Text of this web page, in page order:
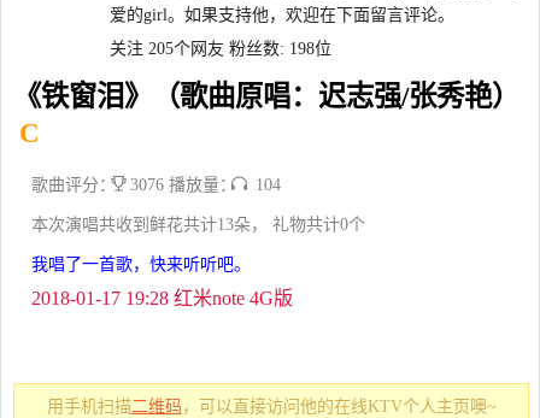
爱的girl。如果支持他，欢迎在下面留言评论。
关注 205个网友 粉丝数: 198位
《铁窗泪》（歌曲原唱：迟志强/张秀艳）
C
歌曲评分： 3076 播放量： 104
本次演唱共收到鲜花共计13朵， 礼物共计0个
我唱了一首歌，快来听听吧。
2018-01-17 19:28 红米note 4G版
用手机扫描二维码 ，可以直接访问他的在线KTV个人主页噢~